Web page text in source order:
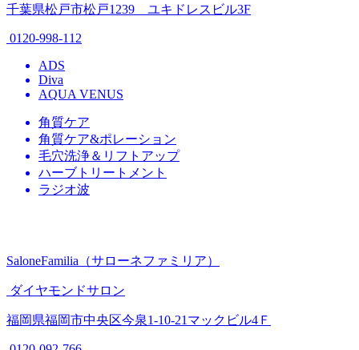
千葉県松戸市松戸1239 ユキドレスビル3F
0120-998-112
ADS
Diva
AQUA VENUS
角質ケア
角質ケア&ポレーション
毛穴洗浄＆リフトアップ
ハーブトリートメント
ラジオ波
SaloneFamilia（サローネファミリア）
ダイヤモンドサロン
福岡県福岡市中央区今泉1-10-21マックビル4Ｆ